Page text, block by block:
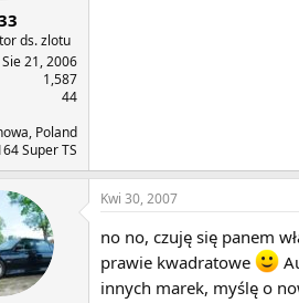
ds. zlotu
Sie 21, 2006
1,587
44
Poland
Super TS
Kwi 30, 2007
no no, czuję się panem
prawie kwadratowe
innych marek, myślę o